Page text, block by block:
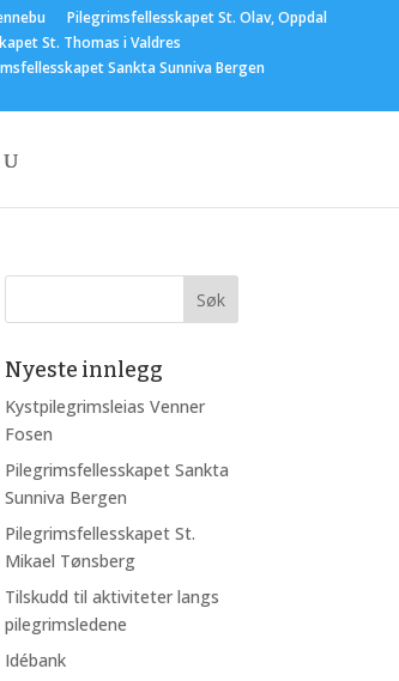
Pilegrimsfellesskapet St. Olav, Oppdal
St. Thomas i Valdres
Sankta Sunniva Bergen
Nyeste innlegg
Kystpilegrimsleias Venner
Fosen
Pilegrimsfellesskapet Sankta
Sunniva Bergen
Pilegrimsfellesskapet St.
Mikael Tønsberg
Tilskudd til aktiviteter langs
pilegrimsledene
Idébank